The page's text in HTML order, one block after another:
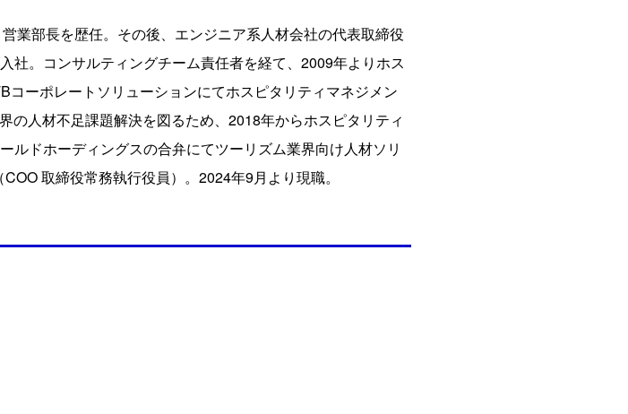
業部長を歴任。その後、エンジニア系人材会社の代表取締役
社。コンサルティングチーム責任者を経て、2009年よりホス
ーポレートソリューションにてホスピタリティマネジメン
の人材不足課題解決を図るため、2018年からホスピタリティ
ルドホーディングスの合弁にてツーリズム業界向け人材ソリ
取締役常務執行役員）。2024年9月より現職。